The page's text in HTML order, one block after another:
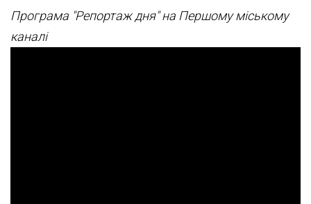
Програма "Репортаж дня" на Першому міському
каналі